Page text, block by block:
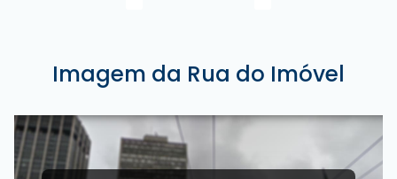
Imagem da Rua do Imóvel